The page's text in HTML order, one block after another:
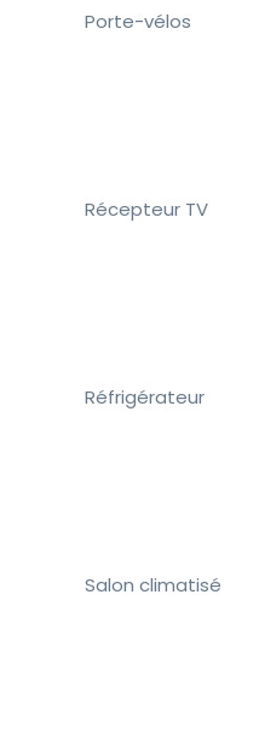
Porte-vélos
Récepteur TV
Réfrigérateur
Salon climatisé